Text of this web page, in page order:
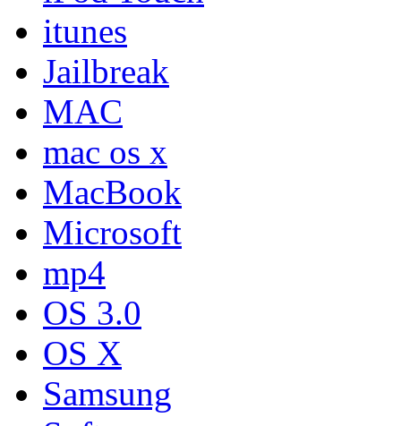
itunes
Jailbreak
MAC
mac os x
MacBook
Microsoft
mp4
OS 3.0
OS X
Samsung